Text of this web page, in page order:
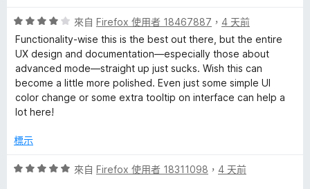
分
5
分
分
，
滿
分
5
分
評
價
4
分
，
滿
分
分
來自 Firefox 使用者 18467887 ， 4 天前
Functionality-wise this is the best out there, but the entire
UX design and documentation—especially those about
advanced mode—straight up just sucks. Wish this can
become a little more polished. Even just some simple UI
color change or some extra tooltip on interface can help a
lot here!
標示
評
來自 Firefox 使用者 18311098 ， 4 天前